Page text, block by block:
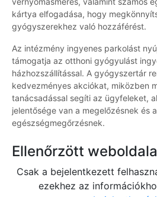
kártya elfogadása, hogy
gyógyszerekhez való hozzáférést.
Az intézmény ingyenes parkolást
támogatja az otthoni gyógyulást
házhozszállítással. A gyógyszertár
kedvezményes akciókat, miközben
tanácsadással segíti az ügyfeleket,
jelentősége van a megelőzésnek és
egészségmegőrzésnek.
Ellenőrzött
Csak a bejelentkezett
ezekhez az